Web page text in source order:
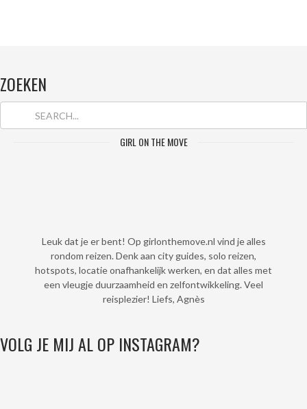
ZOEKEN
GIRL ON THE MOVE
Leuk dat je er bent! Op girlonthemove.nl vind je alles
rondom reizen. Denk aan city guides, solo reizen,
hotspots, locatie onafhankelijk werken, en dat alles met
een vleugje duurzaamheid en zelfontwikkeling. Veel
reisplezier! Liefs, Agnès
VOLG JE MIJ AL OP INSTAGRAM?